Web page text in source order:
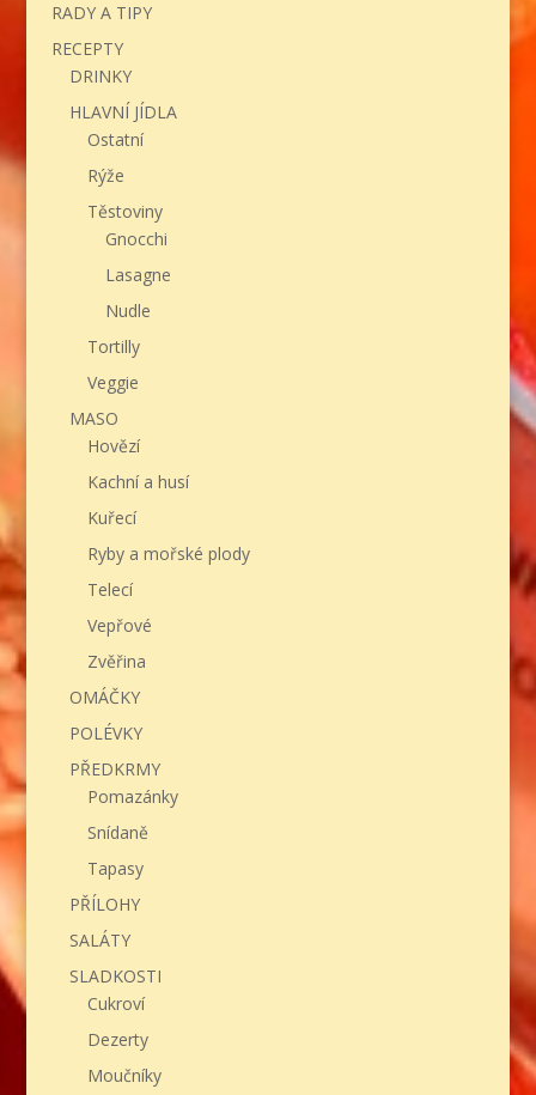
RADY A TIPY
RECEPTY
DRINKY
HLAVNÍ JÍDLA
Ostatní
Rýže
Těstoviny
Gnocchi
Lasagne
Nudle
Tortilly
Veggie
MASO
Hovězí
Kachní a husí
Kuřecí
Ryby a mořské plody
Telecí
Vepřové
Zvěřina
OMÁČKY
POLÉVKY
PŘEDKRMY
Pomazánky
Snídaně
Tapasy
PŘÍLOHY
SALÁTY
SLADKOSTI
Cukroví
Dezerty
Moučníky